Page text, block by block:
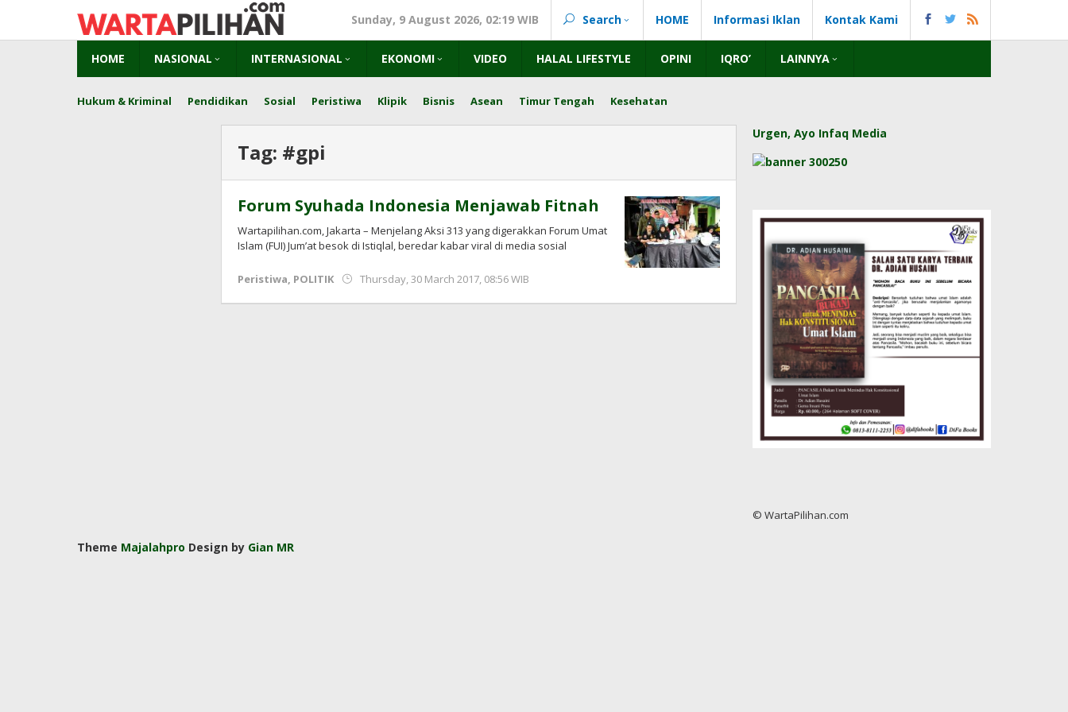
content
Sunday, 9 August 2026, 02:19 WIB Search HOME Informasi Iklan Kontak Kami
HOME NASIONAL INTERNASIONAL EKONOMI VIDEO HALAL LIFESTYLE OPINI IQRO’ LAINNYA
Hukum & Kriminal Pendidikan Sosial Peristiwa Klipik Bisnis Asean Timur Tengah Kesehatan
Tag: #gpi
Forum Syuhada Indonesia Menjawab Fitnah
Wartapilihan.com, Jakarta – Menjelang Aksi 313 yang digerakkan Forum Umat
Islam (FUI) Jum’at besok di Istiqlal, beredar kabar viral di media sosial
Peristiwa, POLITIK Thursday, 30 March 2017, 08:56 WIB
Urgen, Ayo Infaq Media
© WartaPilihan.com
Theme Majalahpro Design by Gian MR